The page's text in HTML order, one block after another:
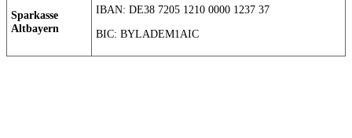
Sparkasse
Altbayern
IBAN: DE38 7205 1210 0000 1237 37
BIC: BYLADEM1AIC